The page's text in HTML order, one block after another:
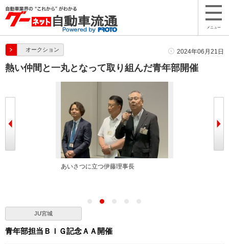
メニュー
オークション 2024年06月21日
熱い仲間と一丸となって取り組んだ青年部開催
あいさつに立つ伊藤理事長
JU宮城
青年部担当ＢＩＧ記念ＡＡ開催